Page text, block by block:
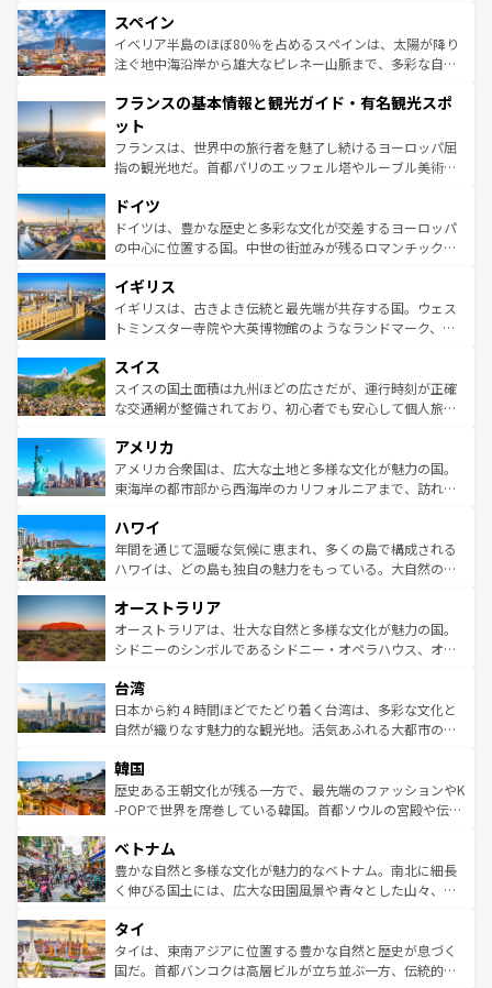
ろん、トスカーナの美しい田園風景やアマルフィ海岸の絶
景など、自然景観も見逃せない。観光の合間には、本場の
ピザやパスタなど、絶品のイタリア料理を堪能することも
ませてくれるイタリアで、忘れられない旅をしてみよう！
なお、新着のイタリア情報は
しい。
スペイン
イベリア半島のほぼ80％を占めるスペインは、太陽が降り
注ぐ地中海沿岸から雄大なピレネー山脈まで、多彩な自然
文化が根付くこの国では、情熱的なフラメンコ、熱気あふ
れる闘牛、そして美味しいタパスが生活の一部となってい
る。首都マドリードの洗練された雰囲気や、バルセロナの
アートに溢れた街角から、地方では古代ローマ遺跡や中世
せる。地方によって風土や気候が異なるスペインはその個
性で訪れる人を魅了する。 なお、新着のスペイン情報は コ
ンテンツ一覧を参照してほしい。
フランスの基本情報と観光ガイド・有名観光スポ
ット
フランスは、世界中の旅行者を魅了し続けるヨーロッパ屈
指の観光地だ。首都パリのエッフェル塔やルーブル美術館
で、幅広い魅力が詰まっている。華麗な宮殿、歴史的な大
聖堂、美しいビーチ、そして豊かな自然が、訪れる者を心
から魅了する。また、フランスは美食の国としても知ら
いる。シャンパンの発祥地であるランス、プロヴァンスの
香り高いラベンダー畑など、多彩な楽しみ方が可能だ。さ
らに、パリ以外の地域にも魅力が溢れており、どの街角に
れる地方に足を運ぶとそれぞれで全く異なる文化を体験で
きるだろう。 なお、新着のフランス情報はコンテンツ一覧
を参照してほしい。
ドイツ
ドイツは、豊かな歴史と多彩な文化が交差するヨーロッパ
の中心に位置する国。中世の街並みが残るロマンチック街
顔を持つこの国は、どこを歩いても飽きることがない。ベ
ルリンの文化的活気、バイエルン州のアルプスの絶景、そ
してライン川沿いのワイン畑といった風景は必見。ビール
は、お酒好きな人にはぜひ体験してほしい。 なお、新着の
ドイツ情報はコンテンツ一覧を参照してほしい。
イギリス
イギリスは、古きよき伝統と最先端が共存する国。ウェス
トミンスター寺院や大英博物館のようなランドマーク、歴
リアごとに異なる魅力がある。また、優雅なアフタヌーン
ティー、ビール好きにはたまらない英国パブ、サッカー観
戦など、本場だからこそできる体験も豊富。イギリスを旅
ンツ一覧を参照してほしい。
スイス
スイスの国土面積は九州ほどの広さだが、運行時刻が正確
な交通網が整備されており、初心者でも安心して個人旅行
の建物がそのまま残る町や、スイスならではのユニークな
博物館もあり、アルプス観光だけでなく町歩きも満喫する
ことができる。国民の所得が高いため物価も高いが、旅行
ば市内交通費無料で観光を楽しむこともできる。 なお、新
着のスイス情報はコンテンツ一覧 を参照してほしい。
アメリカ
アメリカ合衆国は、広大な土地と多様な文化が魅力の国。
東海岸の都市部から西海岸のカリフォルニアまで、訪れる
のような巨大都市は、観光、ショッピング、エンターテイ
ンメントが詰まった刺激的なスポットだ。一方、アメリカ
西部には大自然が広がり、グランドキャニオンやイエロー
部のニューオーリンズでは、音楽と美食が融合した独特の
文化が魅力。旅行者はアメリカの各地域で異なる魅力を楽
しみながら、その多様性と豊かな歴史を感じることができ
ならではの贅沢な旅のスタイルだ。 なお、新着のアメリカ
情報はコンテンツ一覧を参照してほしい。
ハワイ
年間を通じて温暖な気候に恵まれ、多くの島で構成される
ハワイは、どの島も独自の魅力をもっている。大自然の神
ワイ島は見逃せない。また、定番の観光地といえばオアフ
島だが、静かな自然を求めるならマウイ島やカウアイ島が
おすすめ。エメラルドグリーンに輝く海をはじめ、豊かな
れるおもてなしの心で訪れる人々を迎えてくれるハワイの
人々、おいしいローカルフードやハワイアンミュージッ
ク、伝統的なフラダンスなど、すべてがハワイの魅力を彩
ワイを、存分に味わってほしい。 なお、新着のハワイ情報
はコンテンツ一覧を参照してほしい。
オーストラリア
オーストラリアは、壮大な自然と多様な文化が魅力の国。
シドニーのシンボルであるシドニー・オペラハウス、オー
リアリーフや大陸中央部にそびえるウルル（エアーズロッ
ク）、タスマニアの美しい原生林やケアンズの熱帯雨林な
ど、見どころがたくさん。また、カフェやワイン、オージ
いる。アクティビティも充実しており、サーフィンやダイ
ビング、ハイキングなど、アウトドア好きにはたまらな
い。オーストラリアの多彩な魅力を存分に味わいつくそ
参照してほしい。
台湾
日本から約４時間ほどでたどり着く台湾は、多彩な文化と
自然が織りなす魅力的な観光地。活気あふれる大都市の台
ン）、静ひつな山岳地帯である台湾東部など、都市の喧騒
と山間の静けさが共存しており、訪れる人に新しい発見と
驚きをもたらしてくれる。また、奥深い台湾の食文化も魅
容にもいいと評判のスイーツなど、バラエティ豊かな料理
が味わえる。 なお、新着の台湾情報は コンテンツ一覧を参
照してほしい。
韓国
歴史ある王朝文化が残る一方で、最先端のファッションやK
-POPで世界を席巻している韓国。首都ソウルの宮殿や伝統
き、地方に足を延ばせば四季折々の自然美を楽しむことが
できる。そして、キムチや焼肉、絶品のストリートフード
まで、さまざまな韓国料理が待っている。夜には、韓国な
リティに包まれながら、韓国の多彩な魅力を心ゆくまで味
わってみてほしい。 なお、新着の韓国情報はコンテンツ一
覧を参照してほしい。
ベトナム
豊かな自然と多様な文化が魅力的なベトナム。南北に細長
く伸びる国土には、広大な田園風景や青々とした山々、世
急速な発展と共に伝統が息づく。ハノイの古い町並みやホ
ーチミン市のフランス統治時代の建物も、独特の雰囲気を
醸し出している。また、バラエティの豊かさとおいしさで
タイ
タイは、東南アジアに位置する豊かな自然と歴史が息づく
国だ。首都バンコクは高層ビルが立ち並ぶ一方、伝統的な